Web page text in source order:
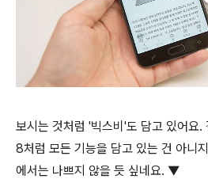
보시는 것처럼 '빅스비'도 담고 있어요
8처럼 모든 기능을 담고 있는 건 아니
에서는 나쁘지 않을 듯 싶네요. ▼